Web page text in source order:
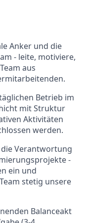
Anker und die
- leite, motiviere,
aus
Betrieb im
mit Struktur
Aktivitäten
werden.
Verantwortung
-
ein und
stetig unsere
Balanceakt